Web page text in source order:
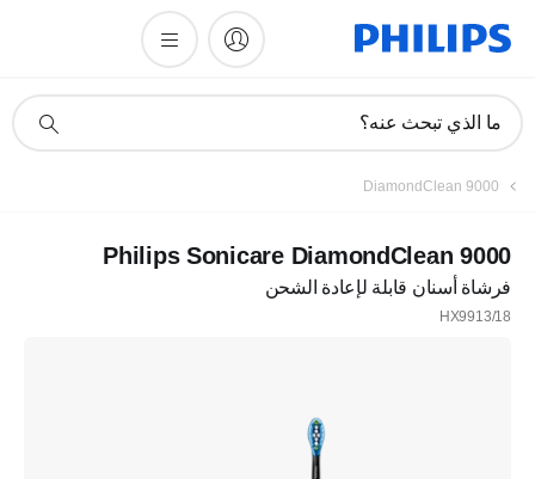
دعم
ما الذي تبحث عنه؟
DiamondClean 9000
Philips Sonicare DiamondClean 9000
فرشاة أسنان قابلة لإعادة الشحن
HX9913/18